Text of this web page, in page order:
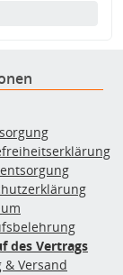
des Vertrags
& Versand